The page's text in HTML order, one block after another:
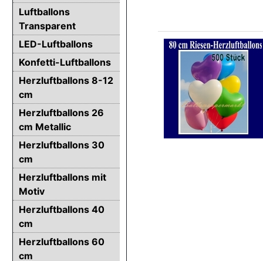
Luftballons
Transparent
LED-Luftballons
Konfetti-Luftballons
Herzluftballons 8-12
cm
Herzluftballons 26
cm Metallic
Herzluftballons 30
cm
Herzluftballons mit
Motiv
Herzluftballons 40
cm
Herzluftballons 60
cm